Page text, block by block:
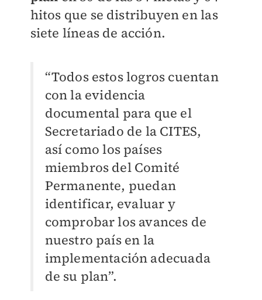
hitos que se distribuyen en las
siete líneas de acción.
“Todos estos logros cuentan
con la evidencia
documental para que el
Secretariado de la CITES,
así como los países
miembros del Comité
Permanente, puedan
identificar, evaluar y
comprobar los avances de
nuestro país en la
implementación adecuada
de su plan”.